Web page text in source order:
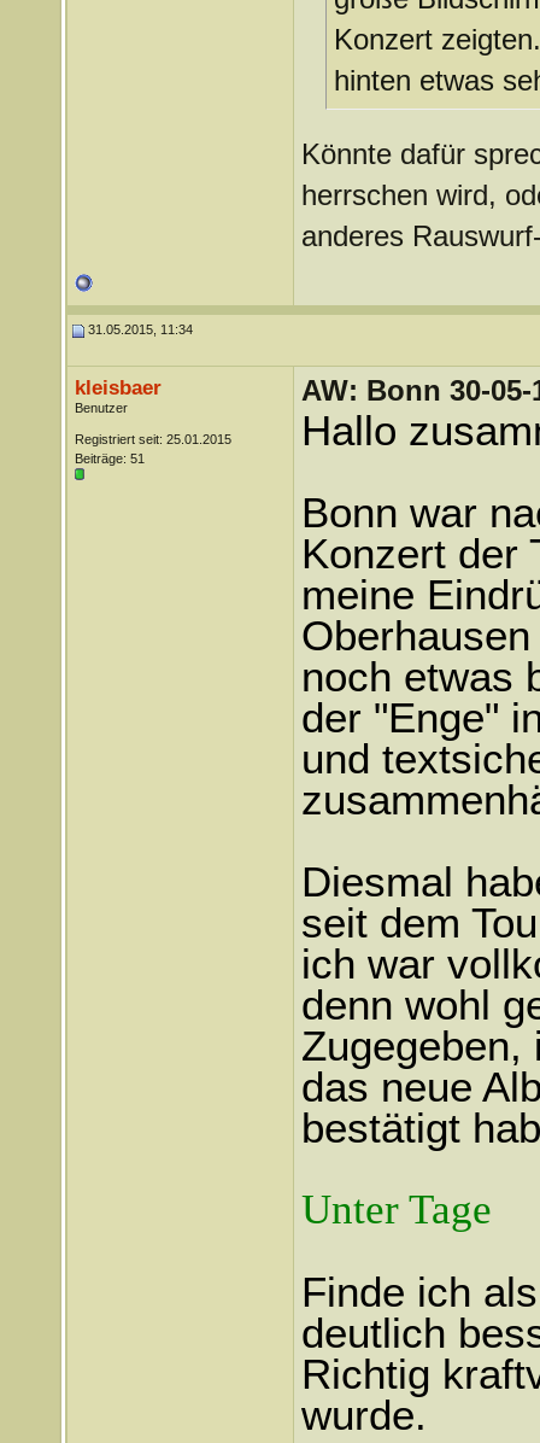
Konzert
hinten etwas
Könnte dafür
herrschen wird,
anderes
31.05.2015, 11:34
kleisbaer
Benutzer
Registriert seit: 25.01.2015
Beiträge: 51
AW: Bonn 30-
Hallo
Bonn war
Konzert der
meine
noch etwas
der "Enge"
und
Diesmal
seit dem
ich war
denn wohl
Zugegeben,
das neue
bestätigt
Unter Tage
Finde ich
deutlich
Richtig
wurde.